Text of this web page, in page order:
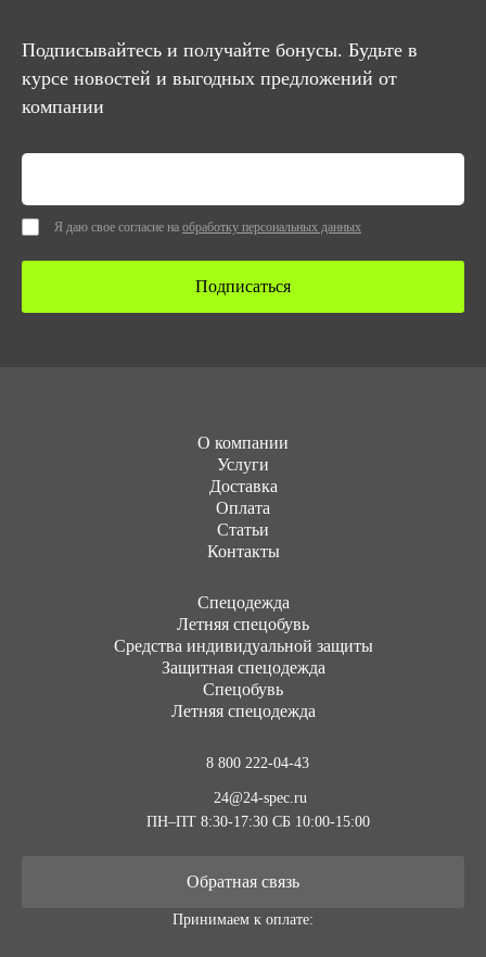
Подписывайтесь и получайте бонусы. Будьте в
курсе новостей и выгодных предложений от
компании
Я даю свое согласие на обработку персональных данных
Подписаться
О компании
Услуги
Доставка
Оплата
Статьи
Контакты
Cпецодежда
Летняя спецобувь
Средства индивидуальной защиты
Защитная спецодежда
Спецобувь
Летняя спецодежда
8 800 222-04-43
24@24-spec.ru
ПН–ПТ 8:30-17:30 СБ 10:00-15:00
Обратная связь
Принимаем к оплате: